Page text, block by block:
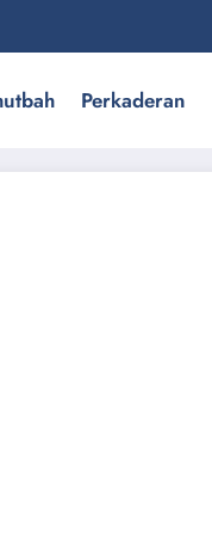
Perkaderan